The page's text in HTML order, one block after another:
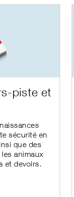
piste et
sécurité en
que des
animaux
et devoirs.